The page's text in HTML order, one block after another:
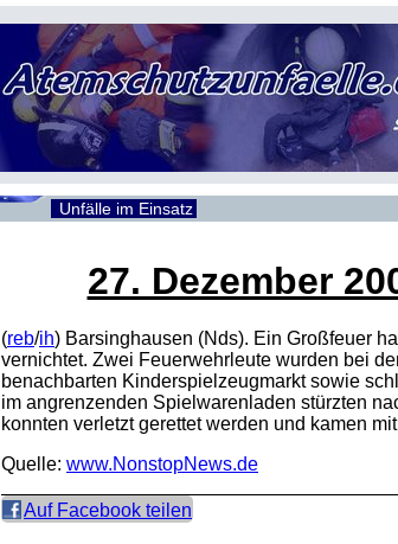
Unfälle im Einsatz
27. Dezember
(reb/ih) Barsinghausen (Nds). Ein Großfeuer
vernichtet. Zwei Feuerwehrleute wurden bei
benachbarten Kinderspielzeugmarkt sowie
im angrenzenden Spielwarenladen stürzten
konnten verletzt gerettet werden und kamen
Quelle: www.NonstopNews.de
Auf Facebook teilen